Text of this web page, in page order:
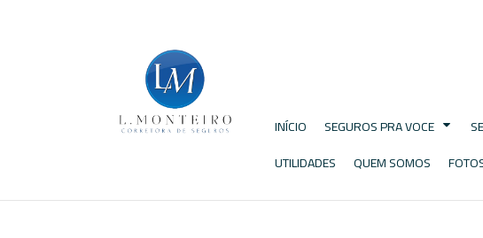
INÍCIO SEGUROS PRA VOCE
UTILIDADES
QUEM SOMOS